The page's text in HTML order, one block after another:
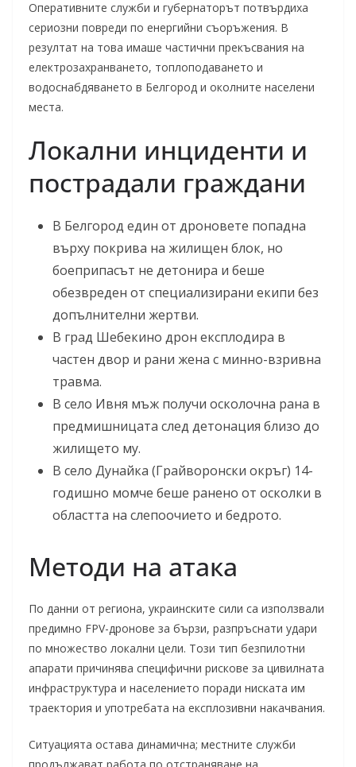
Оперативните служби и губернаторът потвърдиха
сериозни повреди по енергийни съоръжения. В
резултат на това имаше частични прекъсвания на
електрозахранването, топлоподаването и
водоснабдяването в Белгород и околните населени
места.
Локални инциденти и
пострадали граждани
В Белгород един от дроновете попадна
върху покрива на жилищен блок, но
боеприпасът не детонира и беше
обезвреден от специализирани екипи без
допълнителни жертви.
В град Шебекино дрон експлодира в
частен двор и рани жена с минно-взривна
травма.
В село Ивня мъж получи осколочна рана в
предмишницата след детонация близо до
жилището му.
В село Дунайка (Грайворонски окръг) 14-
годишно момче беше ранено от осколки в
областта на слепоочието и бедрото.
Методи на атака
По данни от региона, украинските сили са използвали
предимно FPV-дронове за бързи, разпръснати удари
по множество локални цели. Този тип безпилотни
апарати причинява специфични рискове за цивилната
инфраструктура и населението поради ниската им
траектория и употребата на експлозивни накачвания.
Ситуацията остава динамична; местните служби